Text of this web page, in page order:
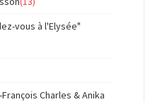
vous à l'Elysée"
Charles & Anika